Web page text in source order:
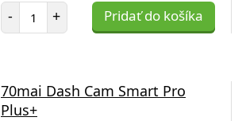
- Počet položiek
+ Pridať do košíka
70mai Dash Cam Smart Pro
Plus+